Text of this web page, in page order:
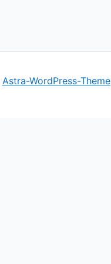
Astra-WordPress-Theme